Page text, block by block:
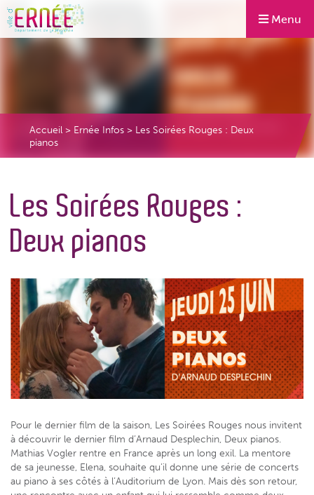
Menu
Accueil > Ernée Infos > Les Soirées Rouges : Deux
pianos
Les Soirées Rouges :
Deux pianos
Pour le dernier film de la saison, Les Soirées Rouges nous invitent
à découvrir le dernier film d’Arnaud Desplechin, Deux pianos.
Mathias Vogler rentre en France après un long exil. La mentore
de sa jeunesse, Elena, souhaite qu’il donne une série de concerts
au piano à ses côtés à l’Auditorium de Lyon. Mais dès son retour,